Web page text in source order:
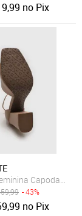
no Pix
Capodarte
- 43%
no Pix